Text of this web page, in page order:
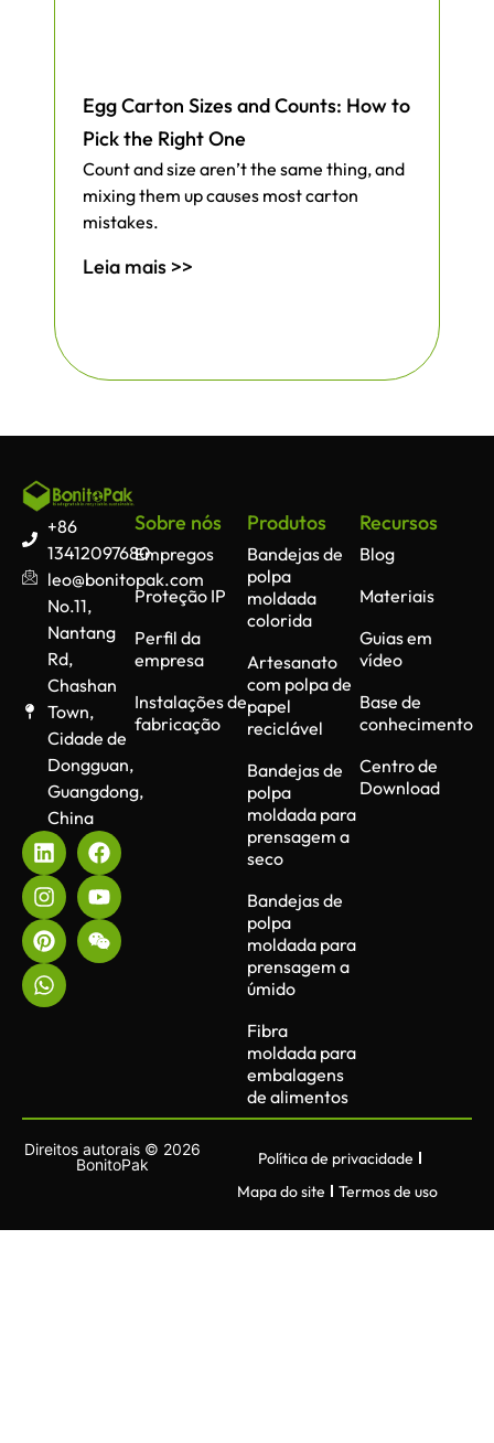
Egg Carton Sizes and Counts: How to
Pick the Right One
Count and size aren’t the same thing, and
mixing them up causes most carton
mistakes.
Leia mais >>
+86
13412097680
leo@bonitopak.com
No.11,
Nantang
Rd,
Chashan
Town,
Cidade de
Dongguan,
Guangdong,
China
Sobre nós
Empregos
Proteção IP
Perfil da
empresa
Instalações de
fabricação
Produtos
Bandejas de
polpa
moldada
colorida
Artesanato
com polpa de
papel
reciclável
Bandejas de
polpa
moldada para
prensagem a
seco
Bandejas de
polpa
moldada para
prensagem a
úmido
Fibra
moldada para
embalagens
de alimentos
Recursos
Blog
Materiais
Guias em
vídeo
Base de
conhecimento
Centro de
Download
Direitos autorais © 2026
BonitoPak
Política de privacidade
Mapa do site
Termos de uso